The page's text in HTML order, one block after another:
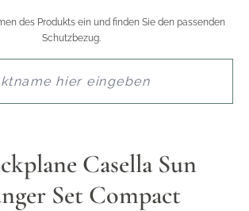
des Produkts ein und finden Sie den passenden
Schutzbezug.
Casella Sun
Set Compact